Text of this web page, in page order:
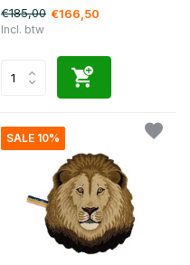
€185,00 €166,50
Incl. btw
SALE 10%